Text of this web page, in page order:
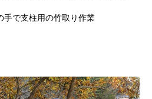
手で支柱用の竹取り作業